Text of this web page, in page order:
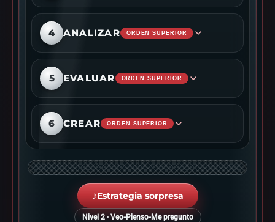
4 ANALIZAR ORDEN SUPERIOR
5 EVALUAR ORDEN SUPERIOR
6 CREAR ORDEN SUPERIOR
♪Estrategia sorpresa
Nivel 2 · Veo-Pienso-Me pregunto